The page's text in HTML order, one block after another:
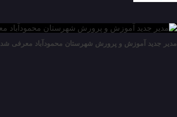
مدیر جدید آموزش و پرورش شهرستان محمودآباد معرفی شد